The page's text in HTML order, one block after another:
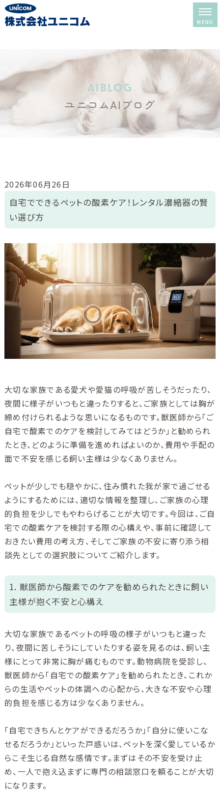
レンタル＆販売
酸素室について
酸素室の選び方
レンタルの流れ
よくある質問
ご利用ガイド
ユニコムについて
会社情報
アクセス
ブログ
酸素について
ユニコムAIブログ
aiblog
2026年06月26日
自宅でできるペットの酸素ケア！レンタル濃縮器の賢
い選び方
大切な家族である愛犬や愛猫の呼吸が苦しそうだったり、
夜間に様子がいつもと違ったりすると、ご家族としては胸が
締め付けられるような思いになるものです。獣医師から「ご
自宅で酸素でのケアを検討してみてはどうか」と勧められ
たとき、どのように準備を進めればよいのか、費用や手配の
面で不安を感じる飼い主様は少なくありません。
ペットが少しでも穏やかに、住み慣れた我が家で過ごせる
ようにするためには、適切な情報を整理し、ご家族の心理
的負担を少しでもやわらげることが大切です。今回は、ご自
宅での酸素ケアを検討する際の心構えや、事前に確認して
おきたい費用の考え方、そしてご家族の不安に寄り添う相
談先としての選択肢についてご紹介します。
1. 獣医師から酸素でのケアを勧められたときに飼い
主様が抱く不安と心構え
大切な家族であるペットの呼吸の様子がいつもと違った
り、夜間に苦しそうにしていたりする姿を見るのは、飼い主
様にとって非常に胸が痛むものです。動物病院を受診し、
獣医師から「自宅での酸素ケア」を勧められたとき、これか
らの生活やペットの体調への心配から、大きな不安や心理
的負担を感じる方は少なくありません。
「自宅できちんとケアができるだろうか」「自分に使いこな
せるだろうか」といった戸惑いは、ペットを深く愛しているか
らこそ生じる自然な感情です。まずはその不安を受け止
め、一人で抱え込まずに専門の相談窓口を頼ることが大切
になります。